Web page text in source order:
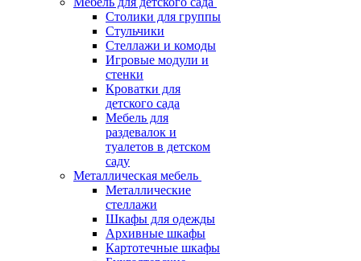
Столики для группы
Стульчики
Стеллажи и комоды
Игровые модули и
стенки
Кроватки для
детского сада
Мебель для
раздевалок и
туалетов в детском
саду
Металлическая мебель
Металлические
стеллажи
Шкафы для одежды
Архивные шкафы
Картотечные шкафы